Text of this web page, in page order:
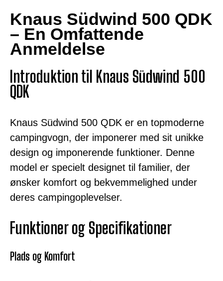
Knaus Südwind 500 QDK
– En Omfattende
Anmeldelse
Introduktion til Knaus Südwind 500
QDK
Knaus Südwind 500 QDK er en topmoderne
campingvogn, der imponerer med sit unikke
design og imponerende funktioner. Denne
model er specielt designet til familier, der
ønsker komfort og bekvemmelighed under
deres campingoplevelser.
Funktioner og Specifikationer
Plads og Komfort